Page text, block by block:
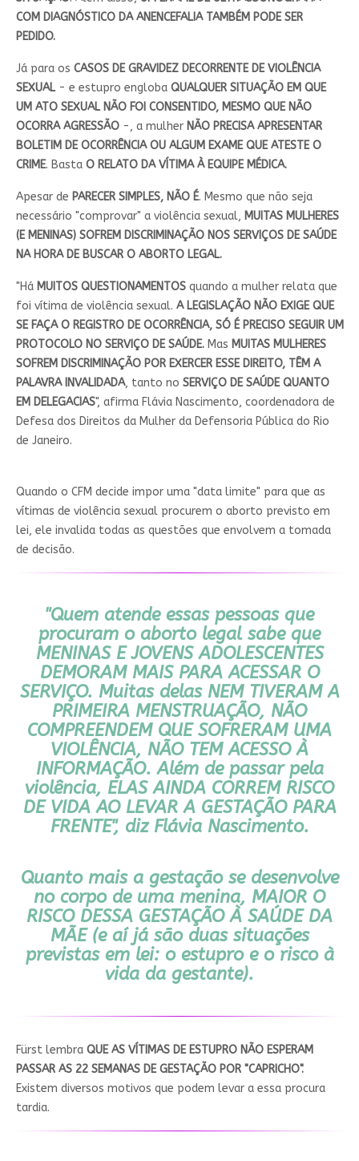
COM DIAGNÓSTICO DA ANENCEFALIA TAMBÉM PODE SER
PEDIDO.
Já para os CASOS DE GRAVIDEZ DECORRENTE DE VIOLÊNCIA
SEXUAL- e estupro engloba QUALQUER SITUAÇÃO EM QUE
UM ATO SEXUAL NÃO FOI CONSENTIDO, MESMO QUE NÃO
OCORRA AGRESSÃO-, a mulher NÃO PRECISA APRESENTAR
BOLETIM DE OCORRÊNCIA OU ALGUM EXAME QUE ATESTE O
CRIME. Basta O RELATO DA VÍTIMA À EQUIPE MÉDICA.
Apesar de PARECER SIMPLES, NÃO É. Mesmo que não seja
necessário "comprovar" a violência sexual, MUITAS MULHERES
(E MENINAS) SOFREM DISCRIMINAÇÃO NOS SERVIÇOS DE SAÚDE
NA HORA DE BUSCAR O ABORTO LEGAL.
"Há MUITOS QUESTIONAMENTOSquando a mulher relata que
foi vítima de violência sexual. A LEGISLAÇÃO NÃO EXIGE QUE
SE FAÇA O REGISTRO DE OCORRÊNCIA, SÓ É PRECISO SEGUIR UM
PROTOCOLO NO SERVIÇO DE SAÚDE.Mas MUITAS MULHERES
SOFREM DISCRIMINAÇÃO POR EXERCER ESSE DIREITO, TÊM A
PALAVRA INVALIDADA, tanto no SERVIÇO DE SAÚDE QUANTO
EM DELEGACIAS", afirma Flávia Nascimento, coordenadora de
Defesa dos Direitos da Mulher da Defensoria Pública do Rio
de Janeiro.
Quando o CFM decide impor uma "data limite" para que as
vítimas de violência sexual procurem o aborto previsto em
lei, ele invalida todas as questões que envolvem a tomada
de decisão.
"Quem atende essas pessoas que
procuram o aborto legal sabe que
MENINAS E JOVENS ADOLESCENTES
DEMORAM MAIS PARA ACESSAR O
SERVIÇO. Muitas delas NEM TIVERAM A
PRIMEIRA MENSTRUAÇÃO, NÃO
COMPREENDEM QUE SOFRERAM UMA
VIOLÊNCIA, NÃO TEM ACESSO À
INFORMAÇÃO. Além de passar pela
violência, ELAS AINDA CORREM RISCO
DE VIDA AO LEVAR A GESTAÇÃO PARA
FRENTE", diz Flávia Nascimento.
Quanto mais a gestação se desenvolve
no corpo de uma menina, MAIOR O
RISCO DESSA GESTAÇÃO À SAÚDE DA
MÃE (e aí já são duas situações
previstas em lei: o estupro e o risco à
vida da gestante).
Fürst lembraQUE AS VÍTIMAS DE ESTUPRO NÃO ESPERAM
PASSAR AS 22 SEMANAS DE GESTAÇÃO POR "CAPRICHO".
Existem diversos motivos que podem levar a essa procura
tardia.